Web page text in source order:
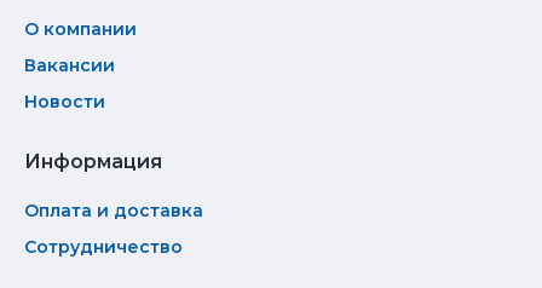
О компании
Вакансии
Новости
Информация
Оплата и доставка
Сотрудничество